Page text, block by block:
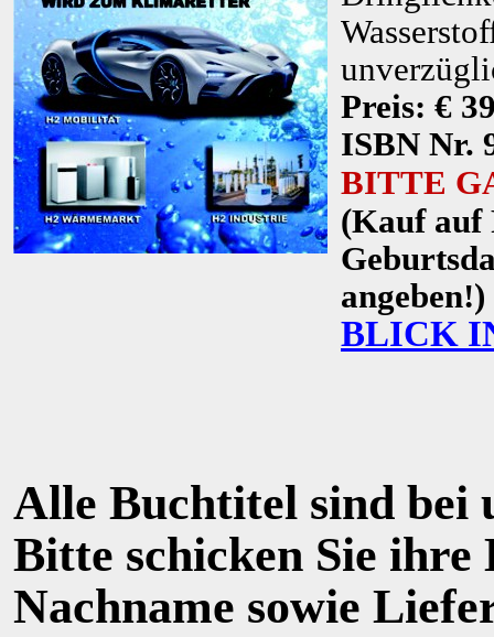
Preis: €
ISBN Nr.
BITTE
(Kauf auf
BLICK
Alle Buchtitel sind bei
Bitte schicken Sie
Nachname sowie